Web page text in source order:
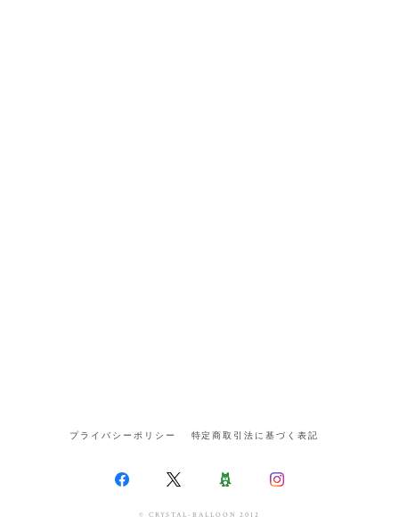
プライバシーポリシー 特定商取引法に基づく表記
© CRYSTAL-BALLOON 2012